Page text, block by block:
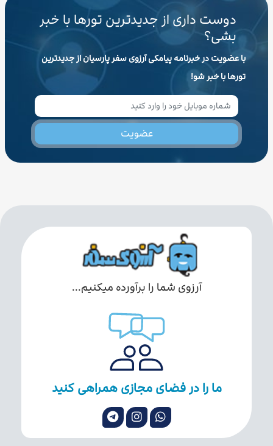
دوست داری از جدیدترین تورها با خبر
بشی؟
با عضویت در خبرنامه پیامکی آرزوی سفر پارسیان از جدیدترین
تورها با خبر شو!
عضویت
آرزوی شما را برآورده میکنیم...
ما را در فضای مجازی همراهی کنید